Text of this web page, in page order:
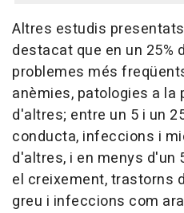
Altres estudis
destacat que en un 25%
problemes més
anèmies, patologies a
d'altres; entre un 5 i un
conducta, infeccions i
d'altres, i en menys d'un
el creixement, trastorns
greu i infeccions com